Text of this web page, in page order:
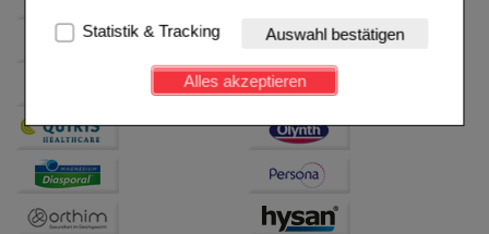
Website notwendig sind (z.B. Navigation, Warenkorb,
Kundenkonto), weshalb auf diese nicht verzichtet
werden kann.
Einkaufserlebnis noch ansprechender zu gestalten,
beispielsweise für die Wiedererkennung des
Besuchers oder unsere Seite an bevorzugte
Verhaltensweisen (z.B. Spracheinstellung)
anzupassen. Komfort-Cookies ermöglichen es uns
auch auf Ihre Bedürfnisse zugeschrittene Inhalte
Statistik & Tracking Auswahl bestätigen
Alles akzeptieren